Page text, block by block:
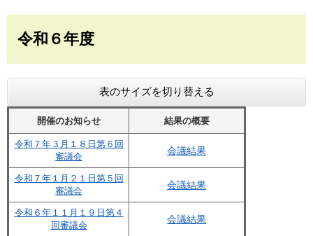
令和６年度
表のサイズを切り替える
開催のお知らせ 結果の概要
令和７年３月１８日第６回
審議会
会議結果
令和７年１月２１日第５回
審議会
会議結果
令和６年１１月１９日第４
回審議会
会議結果